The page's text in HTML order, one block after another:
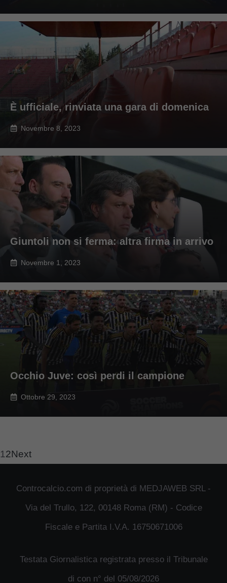
È ufficiale, rinviata una gara di domenica
Novembre 8, 2023
Giuntoli non si ferma: altra firma in arrivo
Novembre 1, 2023
Occhio Juve: così perdi il campione
Ottobre 29, 2023
12Next
Controcalcio.com di proprietà di MEDJAWEB SRL -
Via del Trullo, 122, 00148 Roma (RM) - Codice
Fiscale e Partita I.V.A. 16750671006
Testata Giornalistica registrata presso il Tribunale
di con n° del 05/08/2026